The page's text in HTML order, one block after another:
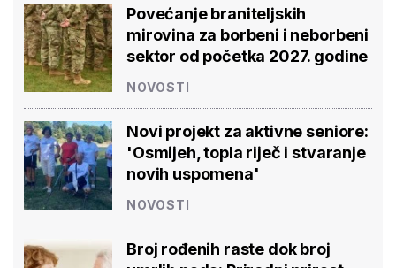
Povećanje braniteljskih
mirovina za borbeni i neborbeni
sektor od početka 2027. godine
NOVOSTI
Novi projekt za aktivne seniore:
'Osmijeh, topla riječ i stvaranje
novih uspomena'
NOVOSTI
Broj rođenih raste dok broj